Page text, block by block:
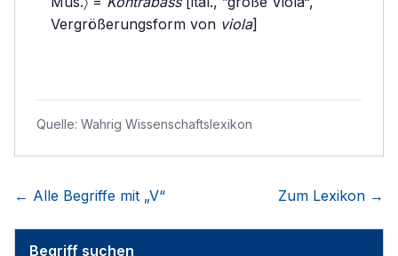
Vergrößerungsform von viola]
Quelle: Wahrig Wissenschaftslexikon
← Alle Begriffe mit „V“ Zum Lexikon →
Begriff suchen